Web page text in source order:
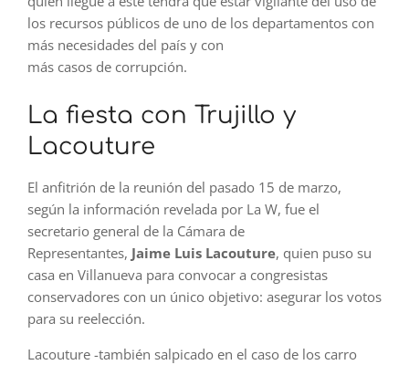
los recursos públicos de uno de los departamentos con
más necesidades del país y con
más casos de corrupción.
La fiesta con Trujillo y
Lacouture
El anfitrión de la reunión del pasado 15 de marzo,
según la información revelada por La W, fue el
secretario general de la Cámara de
Representantes, Jaime Luis Lacouture, quien puso su
casa en Villanueva para convocar a congresistas
conservadores con un único objetivo: asegurar los votos
para su reelección.
Lacouture -también salpicado en el caso de los carro